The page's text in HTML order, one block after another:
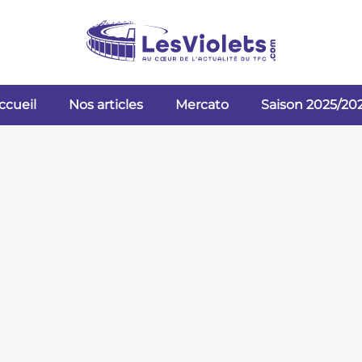
Nos articles Mercato Saison 2025/